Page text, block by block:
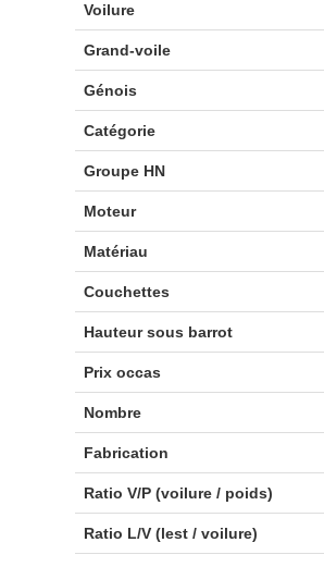
Voilure
Grand-voile
Génois
Catégorie
Groupe HN
Moteur
Matériau
Couchettes
Hauteur sous barrot
Prix occas
Nombre
Fabrication
Ratio V/P (voilure / poids)
Ratio L/V (lest / voilure)